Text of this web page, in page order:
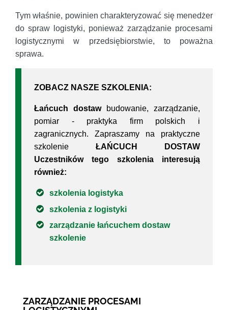
Tym właśnie, powinien charakteryzować się menedżer
do spraw logistyki, ponieważ zarządzanie procesami
logistycznymi w przedsiębiorstwie, to poważna
sprawa.
ZOBACZ NASZE SZKOLENIA:
Łańcuch dostawbudowanie, zarządzanie,
pomiar - praktyka firm polskich i
zagranicznych. Zapraszamy na praktyczne
szkolenie ŁAŃCUCH DOSTAW
Uczestników tego szkolenia interesują
również:
szkolenia logistyka
szkolenia z logistyki
zarządzanie łańcuchem dostaw
szkolenie
ZARZĄDZANIE PROCESAMI